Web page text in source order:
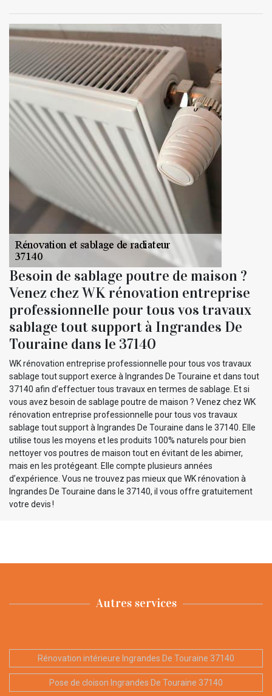
Besoin de sablage poutre de maison ?
Venez chez WK rénovation entreprise
professionnelle pour tous vos travaux
sablage tout support à Ingrandes De
Touraine dans le 37140
WK rénovation entreprise professionnelle pour tous vos travaux
sablage tout support exerce à Ingrandes De Touraine et dans tout
37140 afin d’effectuer tous travaux en termes de sablage. Et si
vous avez besoin de sablage poutre de maison ? Venez chez WK
rénovation entreprise professionnelle pour tous vos travaux
sablage tout support à Ingrandes De Touraine dans le 37140. Elle
utilise tous les moyens et les produits 100% naturels pour bien
nettoyer vos poutres de maison tout en évitant de les abimer,
mais en les protégeant. Elle compte plusieurs années
d’expérience. Vous ne trouvez pas mieux que WK rénovation à
Ingrandes De Touraine dans le 37140, il vous offre gratuitement
votre devis !
Autres services
Rénovation intérieure Ingrandes De Touraine 37140
Pose de cloison Ingrandes De Touraine 37140